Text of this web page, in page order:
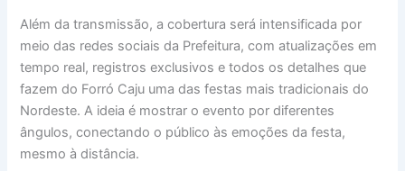
Além da transmissão, a cobertura será intensificada por
meio das redes sociais da Prefeitura, com atualizações em
tempo real, registros exclusivos e todos os detalhes que
fazem do Forró Caju uma das festas mais tradicionais do
Nordeste. A ideia é mostrar o evento por diferentes
ângulos, conectando o público às emoções da festa,
mesmo à distância.